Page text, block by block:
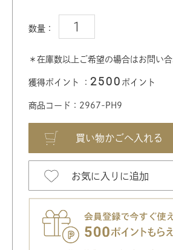
数量：
＊在庫数以上ご希望の場合はお問い
獲得ポイント ： 2500 ポイント
商品コード：2967-PH9
お気に入りに追加